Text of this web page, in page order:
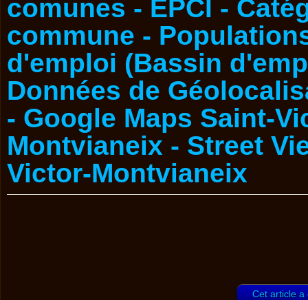
Cet article a